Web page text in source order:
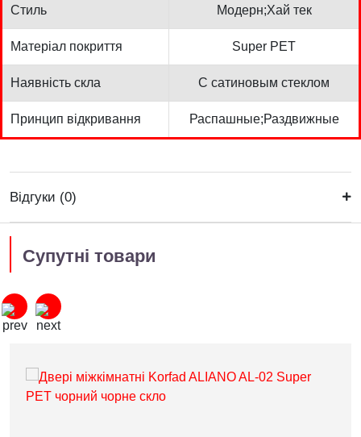
Стиль Модерн;Хай тек
Матеріал покриття Super PET
Наявність скла С сатиновым стеклом
Принцип відкривання Распашные;Раздвижные
Відгуки (0)
Супутні товари